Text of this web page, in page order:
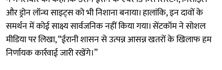
और ड्रोन लॉन्च साइट्स को भी निशाना बनाया। हालांकि, इन दावों के
समर्थन में कोई साक्ष्य सार्वजनिक नहीं किया गया। सेंटकॉम ने सोशल
मीडिया पर लिखा, “ईरानी शासन से उत्पन्न आसन्न खतरों के खिलाफ हम
निर्णायक कार्रवाई जारी रखेंगे।”